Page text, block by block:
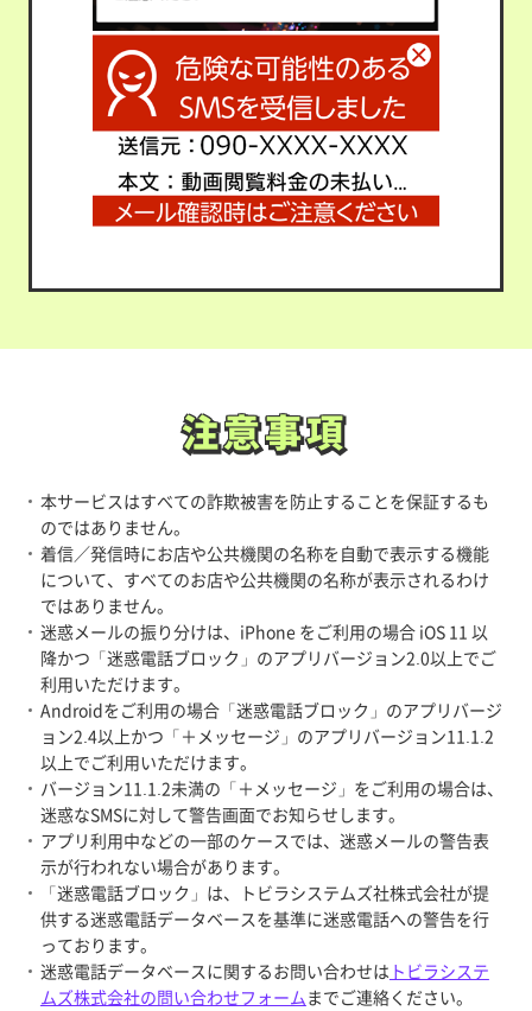
注意事項
注意事項
本サービスはすべての詐欺被害を防止することを保証するも
のではありません。
着信／発信時にお店や公共機関の名称を自動で表示する機能
について、すべてのお店や公共機関の名称が表示されるわけ
ではありません。
迷惑メールの振り分けは、iPhone をご利用の場合 iOS 11 以
降かつ「迷惑電話ブロック」のアプリバージョン2.0以上でご
利用いただけます。
Androidをご利用の場合「迷惑電話ブロック」のアプリバージ
ョン2.4以上かつ「＋メッセージ」のアプリバージョン11.1.2
以上でご利用いただけます。
バージョン11.1.2未満の「＋メッセージ」をご利用の場合は、
迷惑なSMSに対して警告画面でお知らせします。
アプリ利用中などの一部のケースでは、迷惑メールの警告表
示が行われない場合があります。
「迷惑電話ブロック」は、トビラシステムズ社株式会社が提
供する迷惑電話データベースを基準に迷惑電話への警告を行
っております。
迷惑電話データベースに関するお問い合わせは トビラシステ
ムズ株式会社の問い合わせフォームまでご連絡ください。